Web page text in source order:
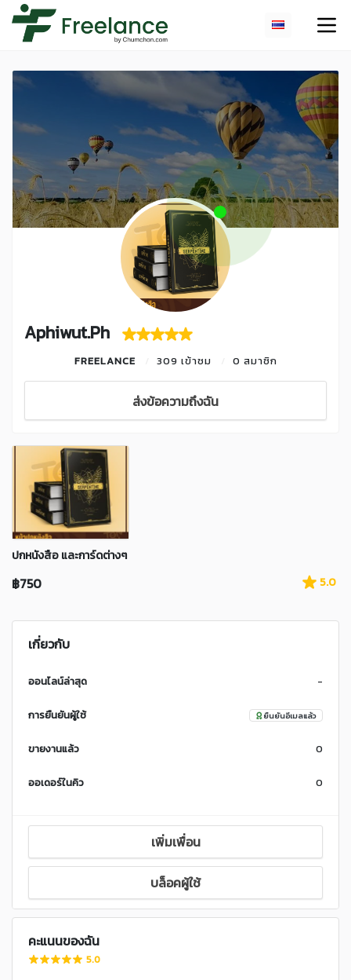
Aphiwut.Ph
FREELANCE 309 เข้าชม 0 สมาชิก
ส่งข้อความถึงฉัน
ปกหนังสือ และการ์ดต่างๆ
฿750 5.0
เกี่ยวกับ
ออนไลน์ล่าสุด -
การยืนยันผู้ใช้ ยืนยันอีเมลแล้ว
ขายงานแล้ว 0
ออเดอร์ในคิว 0
เพิ่มเพื่อน
บล็อคผู้ใช้
คะแนนของฉัน
5.0